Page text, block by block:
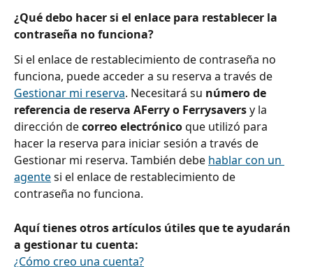
¿Qué debo hacer si el enlace para restablecer la
contraseña no funciona?
Si el enlace de restablecimiento de contraseña no
funciona, puede acceder a su reserva a través de
Gestionar mi reserva. Necesitará su número de
referencia de reserva AFerry o Ferrysavers y la
dirección de correo electrónico que utilizó para
hacer la reserva para iniciar sesión a través de
Gestionar mi reserva. También debe hablar con un
agente si el enlace de restablecimiento de
contraseña no funciona.
Aquí tienes otros artículos útiles que te ayudarán
a gestionar tu cuenta:
¿Cómo creo una cuenta?